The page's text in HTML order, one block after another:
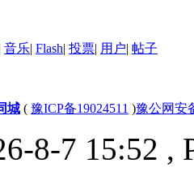
音乐| Flash| 投票| 用户| 帖子
城 ( 豫ICP备19024511 )豫公网安
8-7 15:52 ,